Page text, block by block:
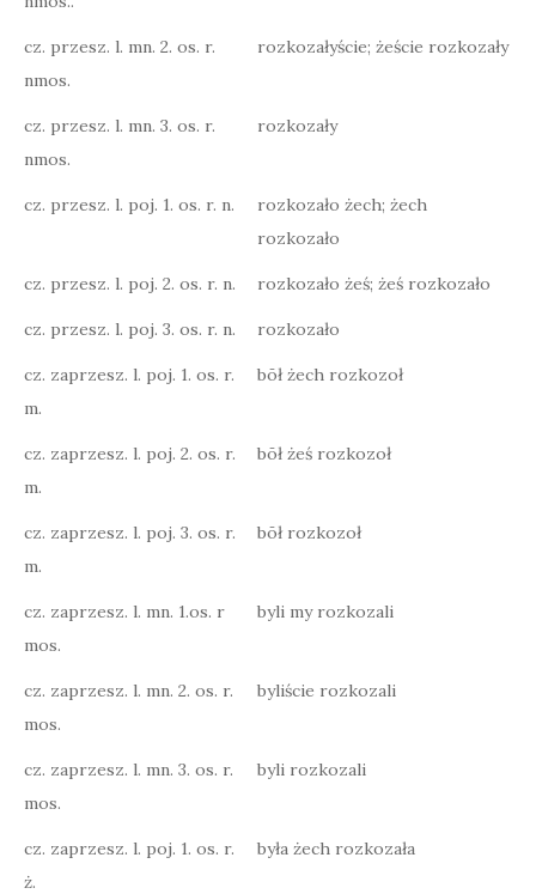
cz. przesz. l. mn. 2. os. r.
nmos.
rozkozałyście; żeście rozkozały
cz. przesz. l. mn. 3. os. r.
nmos.
rozkozały
cz. przesz. l. poj. 1. os. r. n.
rozkozało żech; żech
rozkozało
cz. przesz. l. poj. 2. os. r. n. rozkozało żeś; żeś rozkozało
cz. przesz. l. poj. 3. os. r. n. rozkozało
cz. zaprzesz. l. poj. 1. os. r.
m.
bōł żech rozkozoł
cz. zaprzesz. l. poj. 2. os. r.
m.
bōł żeś rozkozoł
cz. zaprzesz. l. poj. 3. os. r.
m.
bōł rozkozoł
cz. zaprzesz. l. mn. 1.os. r
mos.
byli my rozkozali
cz. zaprzesz. l. mn. 2. os. r.
mos.
byliście rozkozali
cz. zaprzesz. l. mn. 3. os. r.
mos.
byli rozkozali
cz. zaprzesz. l. poj. 1. os. r.
ż.
była żech rozkozała